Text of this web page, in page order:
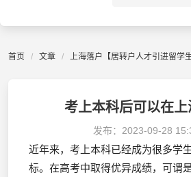
首页 文章 上海落户【居转户人才引进留学生
考上本科后可以在
发布： 2023-09-28
近年来，考上本科已经成为很多学
标。在高考中取得优异成绩，可谓